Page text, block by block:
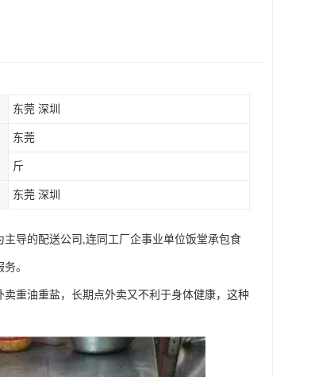
东莞 深圳
东莞
斤
东莞 深圳
导的配送公司,连同工厂企事业单位饭堂承包食
。
重油重盐，长期点外卖又不利于身体健康，这种